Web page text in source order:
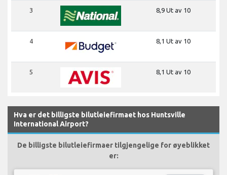
3 8,9 Ut av 10
4 8,1 Ut av 10
5 8,1 Ut av 10
Hva er det billigste bilutleiefirmaet hos Huntsville
International Airport?
De billigste bilutleiefirmaer tilgjengelige for øyeblikket
er: